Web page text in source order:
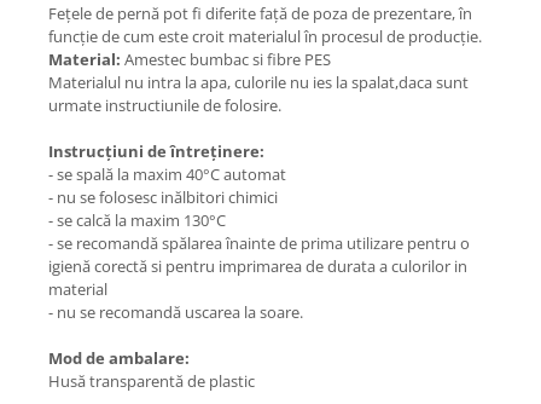
Fețele de pernă pot fi diferite față de poza de prezentare, în
funcție de cum este croit materialul în procesul de producție.
Material: Amestec bumbac si fibre PES
Materialul nu intra la apa, culorile nu ies la spalat,daca sunt
urmate instructiunile de folosire.
Instrucțiuni de întreținere:
- se spală la maxim 40°C automat
- nu se folosesc inălbitori chimici
- se calcă la maxim 130°C
- se recomandă spălarea înainte de prima utilizare pentru o
igienă corectă si pentru imprimarea de durata a culorilor in
material
- nu se recomandă uscarea la soare.
Mod de ambalare:
Husă transparentă de plastic